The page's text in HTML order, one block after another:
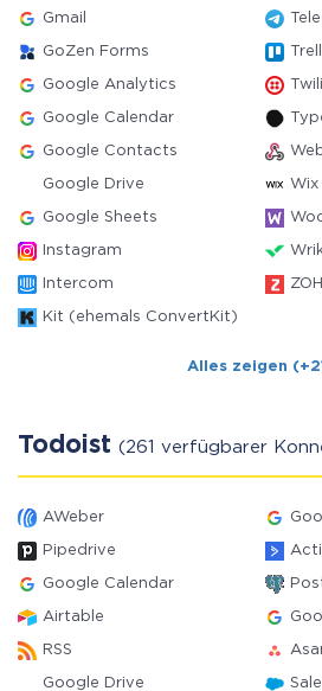
Gmail
GoZen Forms
Google Analytics
Google Calendar
Google Contacts
Google Drive Wix
Google Sheets
Instagram
Intercom
Kit (ehemals ConvertKit)
Alles zeigen
Todoist (261 verfügbarer
AWeber
Pipedrive
Google Calendar
Airtable
RSS
Google Drive